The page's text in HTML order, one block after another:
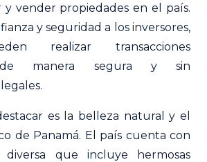
y vender propiedades en el país.
y seguridad a los inversores,
realizar transacciones
de manera segura y sin
es la belleza natural y el
de Panamá. El país cuenta con
que incluye hermosas